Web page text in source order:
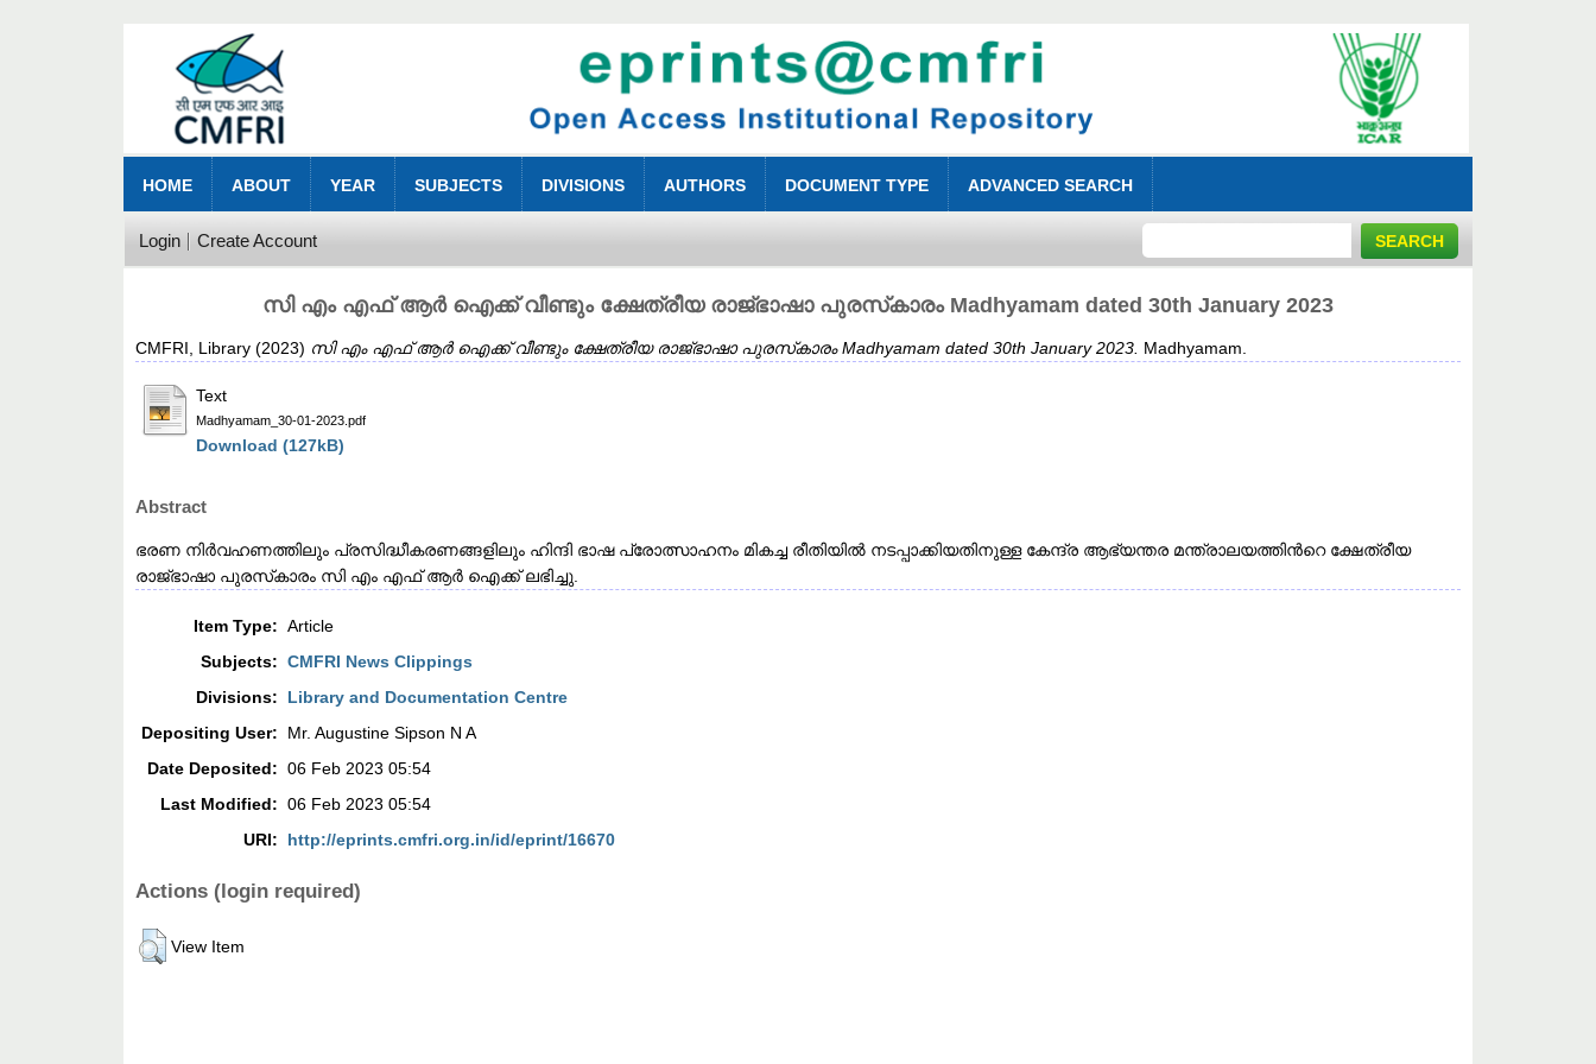
HOME ABOUT YEAR SUBJECTS DIVISIONS AUTHORS DOCUMENT TYPE ADVANCED SEARCH
Login Create Account
സി എം എഫ് ആർ ഐക്ക് വീണ്ടും ക്ഷേത്രീയ രാജ്‌ഭാഷാ പുരസ്‌കാരം Madhyamam dated 30th January 2023
CMFRI, Library (2023) സി എം എഫ് ആർ ഐക്ക് വീണ്ടും ക്ഷേത്രീയ രാജ്‌ഭാഷാ പുരസ്‌കാരം Madhyamam dated 30th January 2023. Madhyamam.
Text
Madhyamam_30-01-2023.pdf
Download (127kB)
Abstract
ഭരണ നിർവഹണത്തിലും പ്രസിദ്ധീകരണങ്ങളിലും ഹിന്ദി ഭാഷ പ്രോത്സാഹനം മികച്ച രീതിയിൽ നടപ്പാക്കിയതിനുള്ള കേന്ദ്ര ആഭ്യന്തര മന്ത്രാലയത്തിൻറെ ക്ഷേത്രീയ
രാജ്‌ഭാഷാ പുരസ്‌കാരം സി എം എഫ് ആർ ഐക്ക് ലഭിച്ചു.
Item Type: Article
Subjects: CMFRI News Clippings
Divisions:
Library and Documentation Centre
Depositing User:
Mr. Augustine Sipson N A
Date Deposited: 06 Feb 2023 05:54
Last Modified: 06 Feb 2023 05:54
URI:
http://eprints.cmfri.org.in/id/eprint/16670
Actions (login required)
View Item